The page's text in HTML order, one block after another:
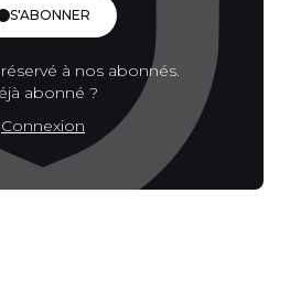
S'ABONNER
à nos abonnés.
abonné ?
Connexion